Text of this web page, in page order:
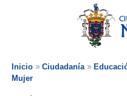
Inicio Ciudadanía
Mujer